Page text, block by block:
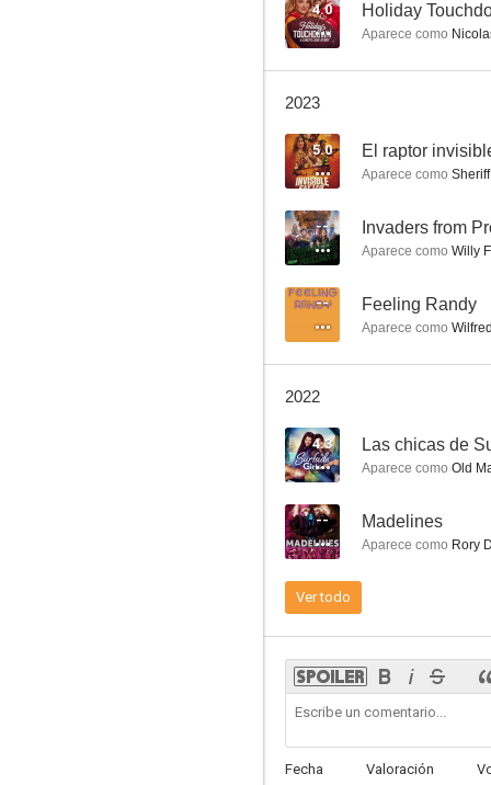
E.R.: Urgencias
Star Trek: Enterprise
8.0
4.0 Holiday
Aparece como
2023
5.0 El raptor
Aparece como
-- Invaders from
Aparece como Willy
-- Feeling Randy
Aparece como
2022
4.3 Las chicas de
Aparece como Old
-- Madelines
Aparece como Rory
Ver todo
Fecha Valoración